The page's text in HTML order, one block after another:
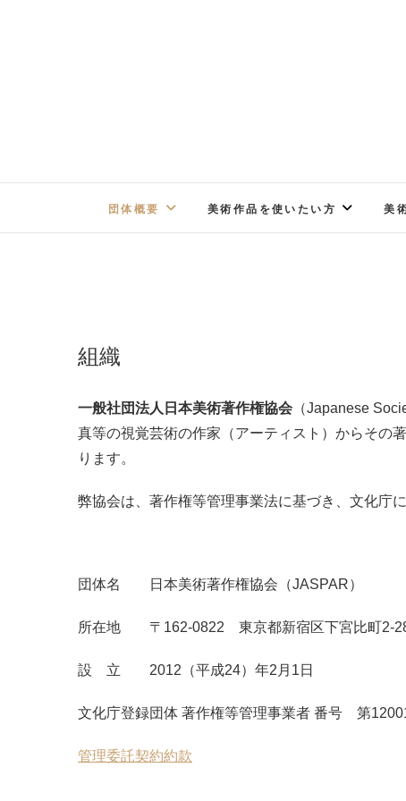
団体概要 美術作品を使いたい方 美
組織
一般社団法人日本美術著作権協会 （Japanese
真等の視覚芸術の作家（アーティスト）からその
ります。
弊協会は、著作権等管理事業法に基づき、文化庁
団体名 日本美術著作権協会（JASPAR）
所在地 〒162-0822 東京都新宿区下宮比町2-28
設 立 2012（平成24）年2月1日
文化庁登録団体 著作権等管理事業者 番号 第
管理委託契約約款